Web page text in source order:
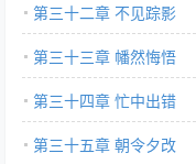
第三十二章 不见踪影
第三十三章 幡然悔悟
第三十四章 忙中出错
第三十五章 朝令夕改